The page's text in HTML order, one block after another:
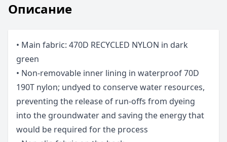
Описание
• Main fabric: 470D RECYCLED NYLON in dark
green
• Non-removable inner lining in waterproof 70D
190T nylon; undyed to conserve water resources,
preventing the release of run-offs from dyeing
into the groundwater and saving the energy that
would be required for the process